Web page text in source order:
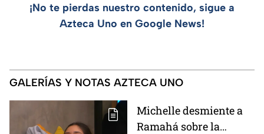
¡No te pierdas nuestro contenido, sigue a
Azteca Uno en Google News!
GALERÍAS Y NOTAS AZTECA UNO
Michelle desmiente a
Ramahá sobre la